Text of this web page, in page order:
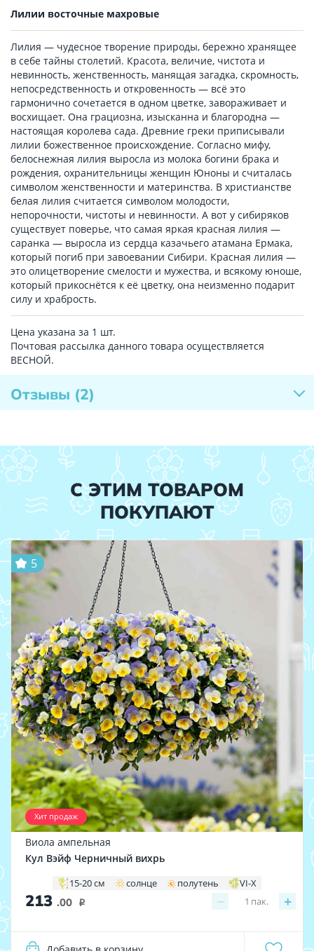
Лилии восточные махровые
Лилия — чудесное творение природы, бережно хранящее
в себе тайны столетий. Красота, величие, чистота и
невинность, женственность, манящая загадка, скромность,
непосредственность и откровенность — всё это
гармонично сочетается в одном цветке, завораживает и
восхищает. Она грациозна, изысканна и благородна —
настоящая королева сада. Древние греки приписывали
лилии божественное происхождение. Согласно мифу,
белоснежная лилия выросла из молока богини брака и
рождения, охранительницы женщин Юноны и считалась
символом женственности и материнства. В христианстве
белая лилия считается символом молодости,
непорочности, чистоты и невинности. А вот у сибиряков
существует поверье, что самая яркая красная лилия —
саранка — выросла из сердца казачьего атамана Ермака,
который погиб при завоевании Сибири. Красная лилия —
это олицетворение смелости и мужества, и всякому юноше,
который прикоснётся к её цветку, она неизменно подарит
силу и храбрость.
Цена указана за 1 шт.
Почтовая рассылка данного товара осуществляется
ВЕСНОЙ.
Отзывы (2)
С ЭТИМ ТОВАРОМ
ПОКУПАЮТ
Хит продаж
5
Виола ампельная
Кул Вэйф Черничный вихрь
15-20 см солнце полутень VI-X
213 .00 i − +
1 пак.